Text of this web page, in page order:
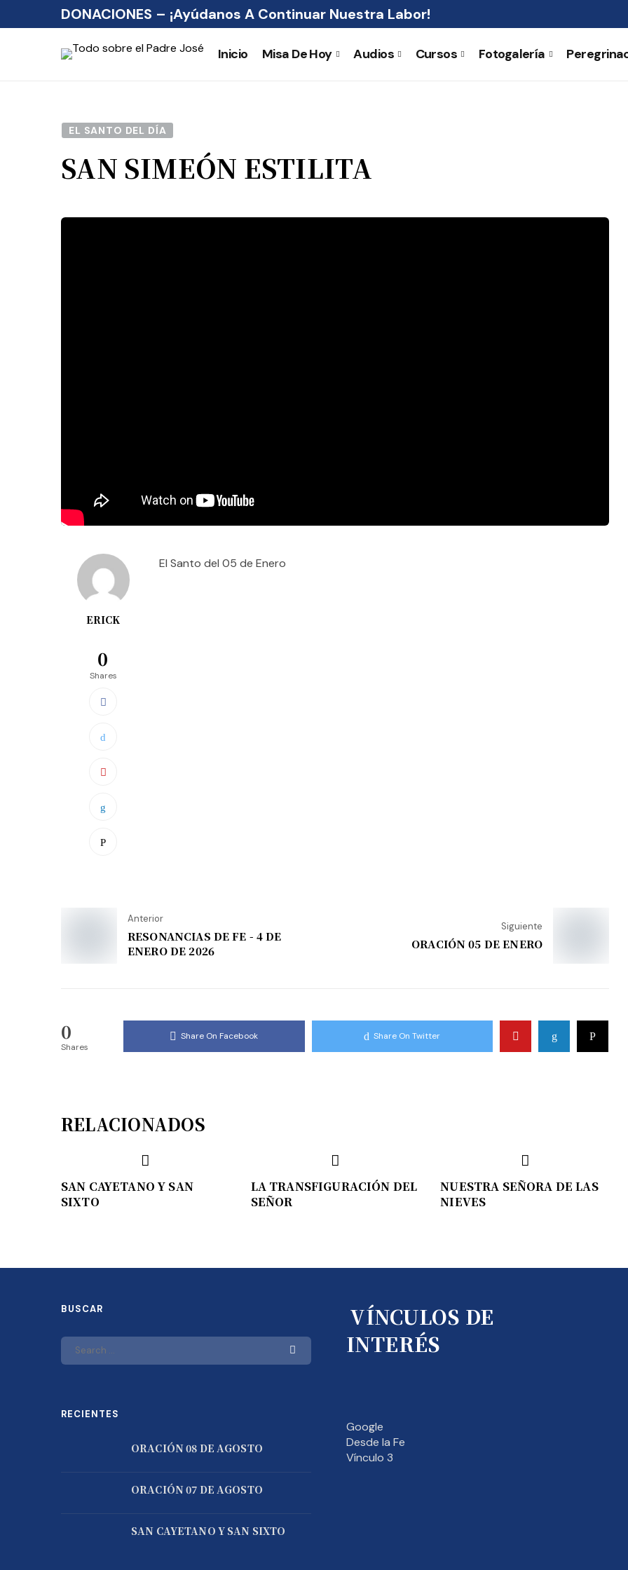
DONACIONES – ¡Ayúdanos A Continuar Nuestra Labor!
Inicio Misa De Hoy Audios Cursos Fotogalería
EL SANTO DEL DÍA
SAN SIMEÓN ESTILITA
ERICK
0
Shares
El Santo del 05 de Enero
Anterior
RESONANCIAS DE FE - 4 DE
ENERO DE 2026
Siguiente
ORACIÓN 05 DE ENERO
0
Shares
Share On Facebook Share On Twitter
RELACIONADOS
SAN CAYETANO Y SAN
SIXTO
LA TRANSFIGURACIÓN DEL
SEÑOR
NUESTRA SEÑORA DE LAS
NIEVES
BUSCAR
RECIENTES
ORACIÓN 08 DE AGOSTO
ORACIÓN 07 DE AGOSTO
SAN CAYETANO Y SAN SIXTO
VÍNCULOS DE
INTERÉS
Google
Desde la Fe
Vínculo 3